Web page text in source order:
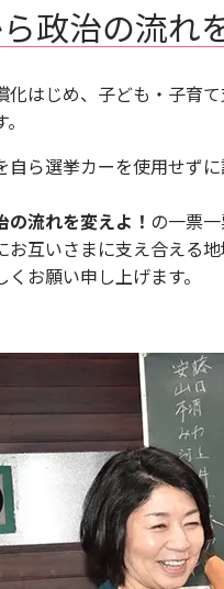
政治の流れ
化はじめ、子ども・子育
自ら選挙カーを使用せず
の流れを変えよ！ の一票
お互いさまに支え合える地
お願い申し上げます。